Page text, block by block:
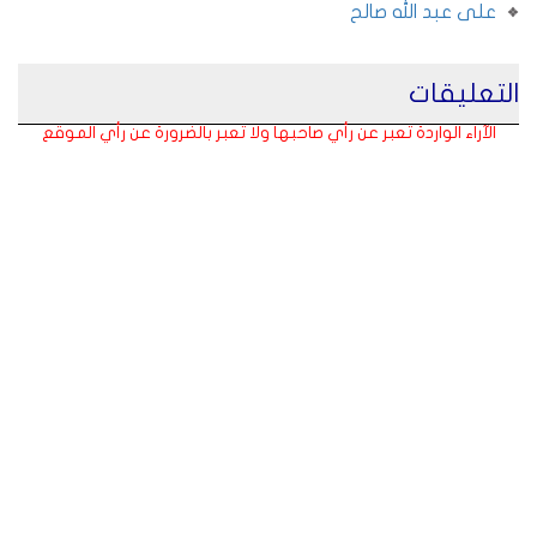
على عبد الله صالح
التعليقات
الآراء الواردة تعبر عن رأي صاحبها ولا تعبر بالضرورة عن رأي الموقع